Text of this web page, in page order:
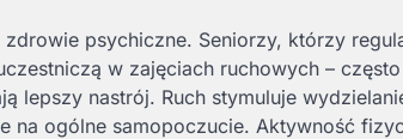
psychiczne. Seniorzy, którzy
w zajęciach ruchowych –
lepszy nastrój. Ruch stymuluje
na ogólne samopoczucie. Aktywność